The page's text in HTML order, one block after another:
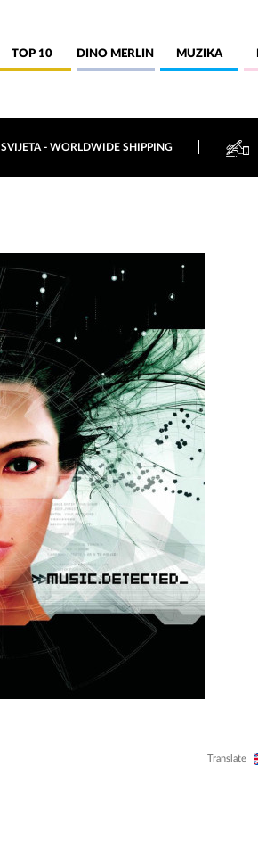
TOP 10 DINO MERLIN MUZIKA
- WORLDWIDE SHIPPING
Translate